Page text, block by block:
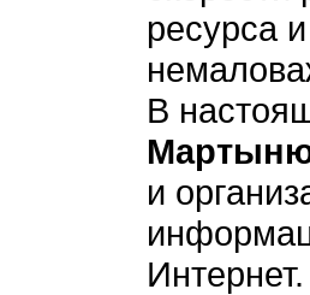
ресурса
В
и
Интернет.